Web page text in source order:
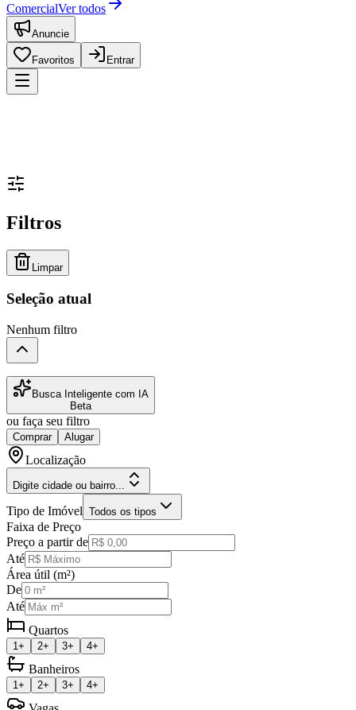
ComercialVer todos
Anuncie
Favoritos Entrar
Filtros
Limpar
Seleção atual
Nenhum filtro
Busca Inteligente com IA
Beta
ou faça seu filtro
Comprar Alugar
Localização
Digite cidade ou bairro...
Tipo de Imóvel Todos os tipos
Faixa de Preço
Preço a partir de
Até
Área útil (m²)
De
Até
Quartos
1+ 2+ 3+ 4+
Banheiros
1+ 2+ 3+ 4+